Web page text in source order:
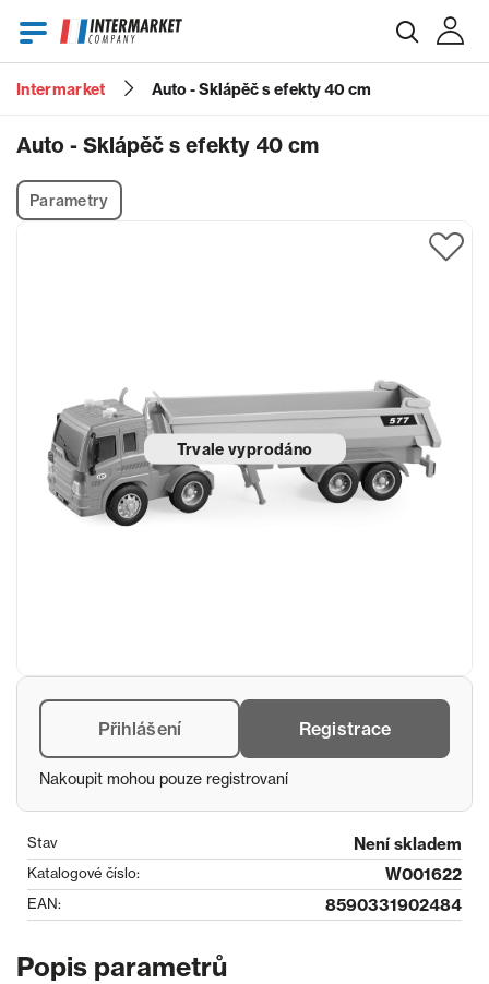
Heslo
Intermarket Auto - Sklápěč s efekty 40 cm
Auto - Sklápěč s efekty 40 cm
Parametry
Trvale vyprodáno
Přihlášení Registrace
Nakoupit mohou pouze registrovaní
Stav Není skladem
Katalogové číslo: W001622
EAN: 8590331902484
Popis parametrů